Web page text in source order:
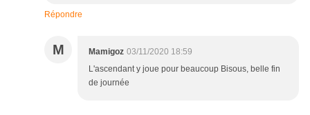
Répondre
M Mamigoz 03/11/2020 18:59
L'ascendant y joue pour beaucoup Bisous, belle fin
de journée